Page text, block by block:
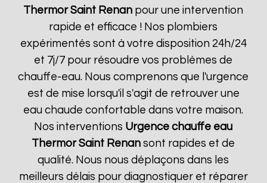
Thermor Saint Renan pour une intervention
rapide et efficace ! Nos plombiers
expérimentés sont à votre disposition 24h/24
et 7j/7 pour résoudre vos problèmes de
chauffe-eau. Nous comprenons que l'urgence
est de mise lorsqu'il s'agit de retrouver une
eau chaude confortable dans votre maison.
Nos interventions Urgence chauffe eau
Thermor Saint Renan sont rapides et de
qualité. Nous nous déplaçons dans les
meilleurs délais pour diagnostiquer et réparer